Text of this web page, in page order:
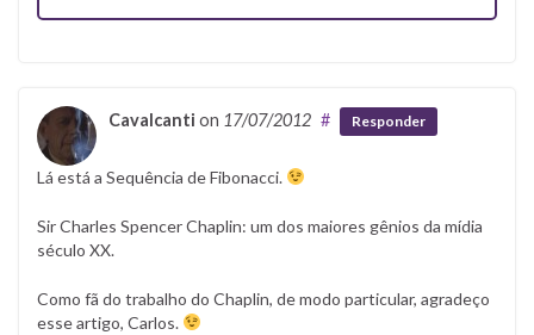
Cavalcanti on 17/07/2012 # Responder
Lá está a Sequência de Fibonacci.
Sir Charles Spencer Chaplin: um dos maiores gênios da mídia
século XX.
Como fã do trabalho do Chaplin, de modo particular, agradeço
esse artigo, Carlos.